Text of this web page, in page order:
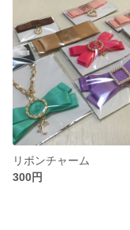
リボンチャーム
300円